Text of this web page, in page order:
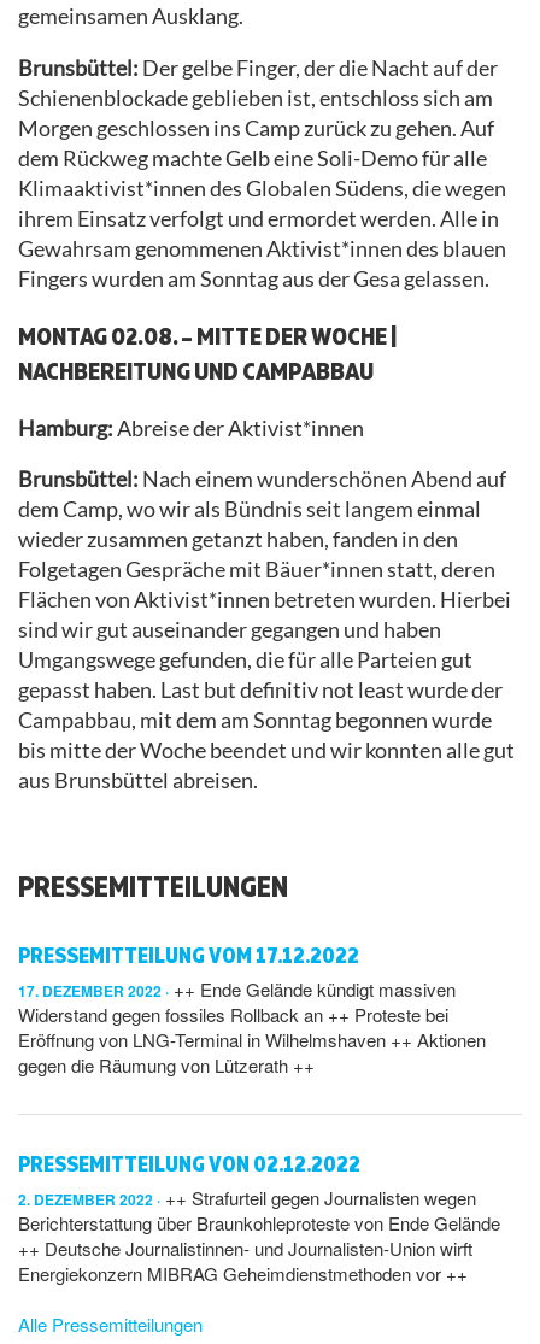
gemeinsamen Ausklang.
Brunsbüttel: Der gelbe Finger, der die Nacht auf der
Schienenblockade geblieben ist, entschloss sich am
Morgen geschlossen ins Camp zurück zu gehen. Auf
dem Rückweg machte Gelb eine Soli-Demo für alle
Klimaaktivist*innen des Globalen Südens, die wegen
ihrem Einsatz verfolgt und ermordet werden. Alle in
Gewahrsam genommenen Aktivist*innen des blauen
Fingers wurden am Sonntag aus der Gesa gelassen.
MONTAG 02.08. – MITTE DER WOCHE |
NACHBEREITUNG UND CAMPABBAU
Hamburg:Abreise der Aktivist*innen
Brunsbüttel: Nach einem wunderschönen Abend auf
dem Camp, wo wir als Bündnis seit langem einmal
wieder zusammen getanzt haben, fanden in den
Folgetagen Gespräche mit Bäuer*innen statt, deren
Flächen von Aktivist*innen betreten wurden. Hierbei
sind wir gut auseinander gegangen und haben
Umgangswege gefunden, die für alle Parteien gut
gepasst haben. Last but definitiv not least wurde der
Campabbau, mit dem am Sonntag begonnen wurde
bis mitte der Woche beendet und wir konnten alle gut
aus Brunsbüttel abreisen.
PRESSEMITTEILUNGEN
PRESSEMITTEILUNG VOM 17.12.2022
17. DEZEMBER 2022
++ Ende Gelände kündigt massiven
Widerstand gegen fossiles Rollback an ++ Proteste bei
Eröffnung von LNG-Terminal in Wilhelmshaven ++ Aktionen
gegen die Räumung von Lützerath ++
PRESSEMITTEILUNG VON 02.12.2022
2. DEZEMBER 2022
++ Strafurteil gegen Journalisten wegen
Berichterstattung über Braunkohleproteste von Ende Gelände
++ Deutsche Journalistinnen- und Journalisten-Union wirft
Energiekonzern MIBRAG Geheimdienstmethoden vor ++
Alle Pressemitteilungen